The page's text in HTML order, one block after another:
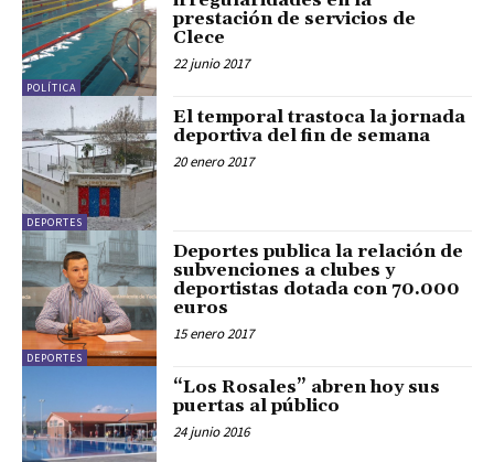
POLÍTICA
prestación de servicios de
Clece
22 junio 2017
DEPORTES
El temporal trastoca la jornada
deportiva del fin de semana
20 enero 2017
DEPORTES
Deportes publica la relación de
subvenciones a clubes y
deportistas dotada con 70.000
euros
15 enero 2017
“Los Rosales” abren hoy sus
puertas al público
24 junio 2016